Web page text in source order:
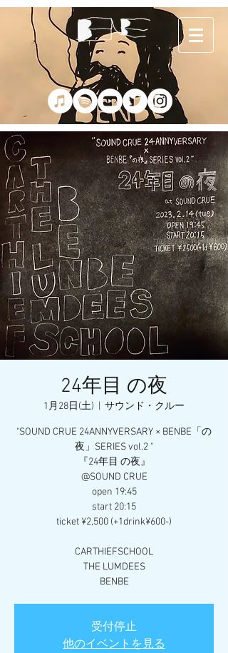
24年目 の夜
1月28日(土) サウンド・クルー
"SOUND CRUE 24ANNYVERSARY × BENBE「の
夜」SERIES vol.2 "
『24年目 の夜』
@SOUND CRUE
open 19:45
start 20:15
ticket ¥2,500 (+1drink¥600-)
CARTHIEFSCHOOL
THE LUMDEES
受付停止
他のイベントを見る